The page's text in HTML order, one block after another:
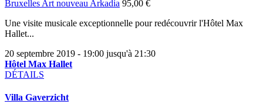
Bruxelles Art nouveau Arkadia 95,00 €
Une visite musicale exceptionnelle pour redécouvrir l'Hôtel Max
Hallet...
20 septembre 2019 - 19:00 jusqu'à 21:30
Hôtel Max Hallet
DÉTAILS
Villa Gaverzicht